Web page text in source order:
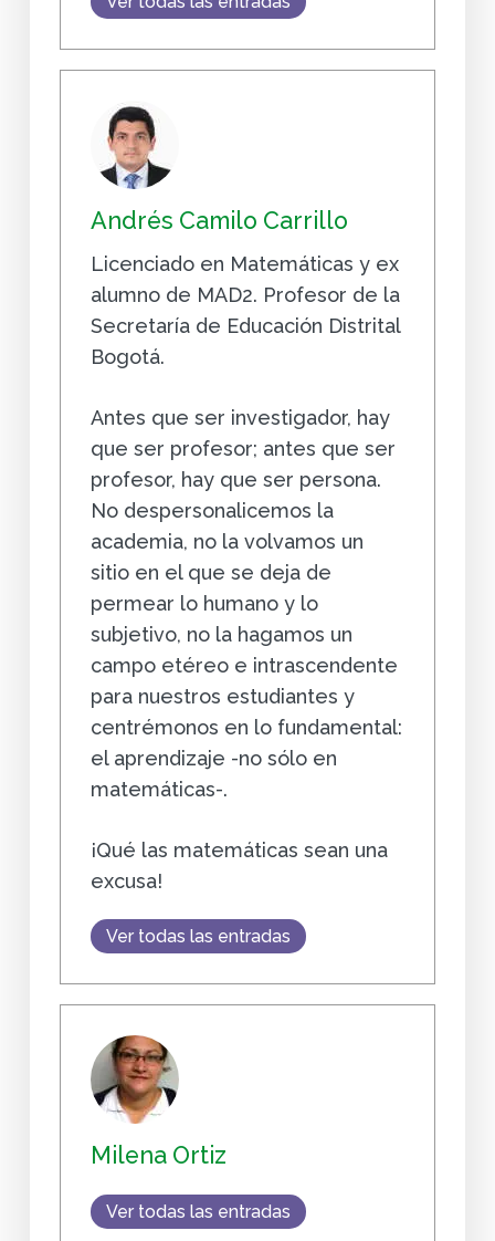
Andrés Camilo Carrillo
Licenciado en Matemáticas y ex
alumno de MAD2. Profesor de la
Secretaría de Educación Distrital
Bogotá.
Antes que ser investigador, hay
que ser profesor; antes que ser
profesor, hay que ser persona.
No despersonalicemos la
academia, no la volvamos un
sitio en el que se deja de
permear lo humano y lo
subjetivo, no la hagamos un
campo etéreo e intrascendente
para nuestros estudiantes y
centrémonos en lo fundamental:
el aprendizaje -no sólo en
matemáticas-.
¡Qué las matemáticas sean una
excusa!
Ver todas las entradas
Milena Ortiz
Ver todas las entradas